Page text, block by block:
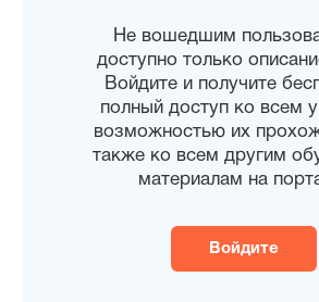
Не вошедшим
доступно только
Войдите и получите
полный доступ ко всем
возможностью их
также ко всем другим
материалам на
Войдите